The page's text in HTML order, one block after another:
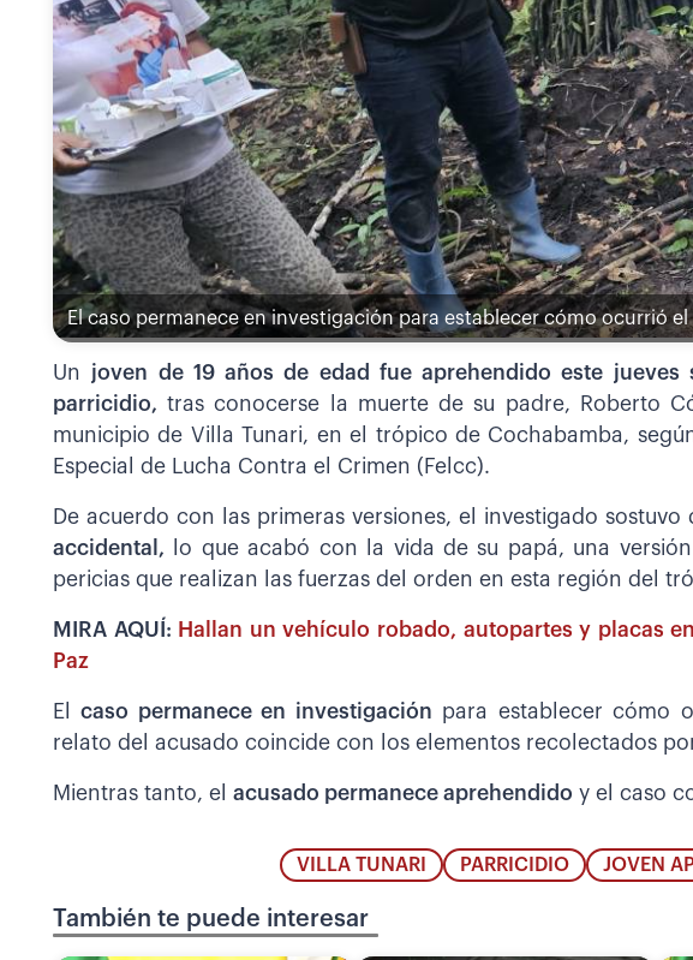
El caso permanece en investigación para establecer cómo ocurrió
Un joven de 19 años de edad fue aprehendido este
parricidio, tras conocerse la muerte de su padre, Roberto
municipio de Villa Tunari, en el trópico de Cochabamba,
Especial de Lucha Contra el Crimen (Felcc).
De acuerdo con las primeras versiones, el investigado sostuvo
accidental, lo que acabó con la vida de su papá, una
pericias que realizan las fuerzas del orden en esta región del
MIRA AQUÍ: Hallan un vehículo robado, autopartes y placas
Paz
Elcaso permanece en investigación para establecer cómo
relato del acusado coincide con los elementos recolectados
Mientras tanto, el acusado permanece aprehendido y el caso
VILLA TUNARI PARRICIDIO JOVEN
También te puede interesar